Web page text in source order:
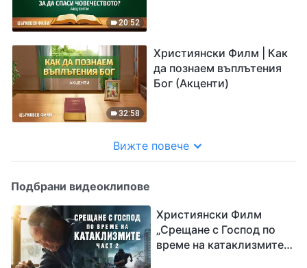
20:52
32:58
Християнски Филм | Как
да познаем въплътения
Бог (Акценти)
Вижте повече
Подбрани видеоклипове
Християнски Филм
„Срещане с Господ по
време на катаклизмите“